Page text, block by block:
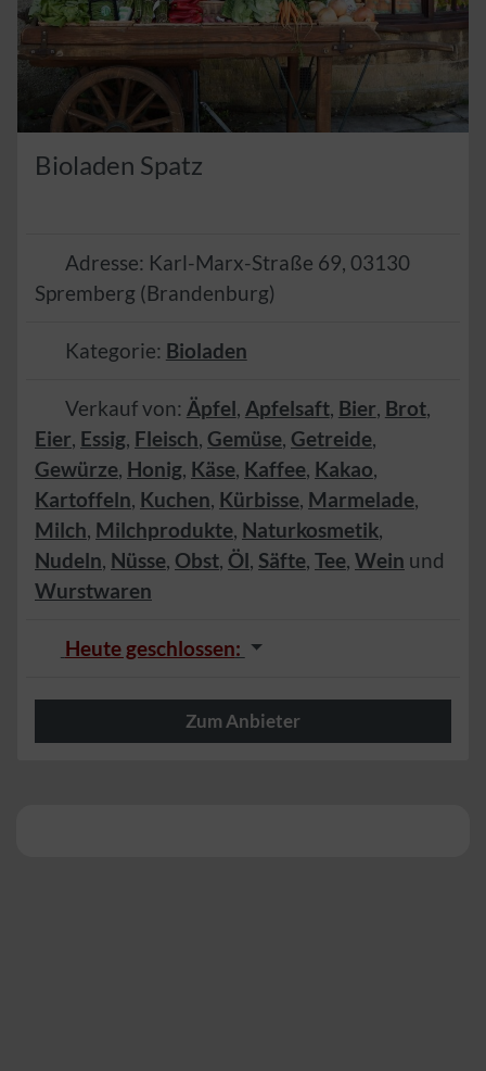
Bioladen Spatz
Adresse: Karl-Marx-Straße 69, 03130
Spremberg (Brandenburg)
Kategorie: Bioladen
Verkauf von: Äpfel, Apfelsaft, Bier, Brot,
Eier, Essig, Fleisch, Gemüse, Getreide,
Gewürze, Honig, Käse, Kaffee, Kakao,
Kartoffeln, Kuchen, Kürbisse, Marmelade,
Milch, Milchprodukte, Naturkosmetik,
Nudeln, Nüsse, Obst, Öl, Säfte, Tee, Wein und
Wurstwaren
Heute geschlossen:
Zum Anbieter